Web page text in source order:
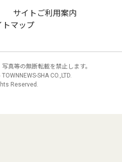
サイトご利用案内
トマップ
真等の無断転載を禁止します。
SHA CO.,LTD.
Reserved.